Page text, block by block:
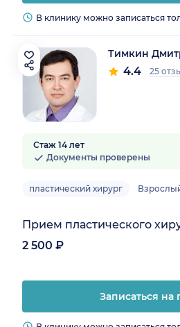
В клинику можно записаться
Тимкин
4.4 25
Стаж 14 лет
Документы проверены
пластический хирург
Прием пластического
2 500 ₽
Записаться на